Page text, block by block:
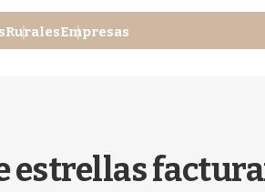
RuralesEmpresas
estrellas